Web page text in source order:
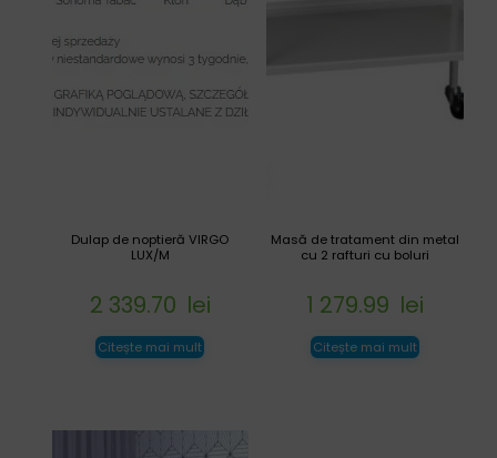
Masă de tratament din metal
cu 2 rafturi cu boluri
1 279.99 lei
Citește mai mult
Dulap de noptieră VIRGO
LUX/M
2 339.70 lei
Citește mai mult